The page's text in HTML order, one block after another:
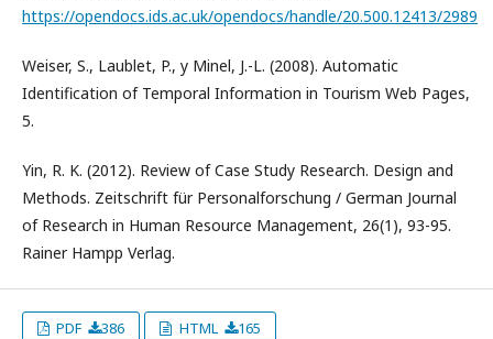
https://opendocs.ids.ac.uk/opendocs/handle/20.500.12413/2989
Weiser, S., Laublet, P., y Minel, J.-L. (2008). Automatic
Identification of Temporal Information in Tourism Web Pages,
5.
Yin, R. K. (2012). Review of Case Study Research. Design and
Methods. Zeitschrift für Personalforschung / German Journal
of Research in Human Resource Management, 26(1), 93-95.
Rainer Hampp Verlag.
PDF 386 HTML 165